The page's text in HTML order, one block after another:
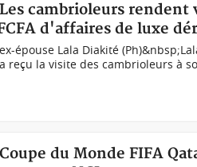
cambrioleurs rendent
d'affaires de luxe
épouse Lala Diakité
reçu la visite des cambrioleurs à
du Monde FIFA